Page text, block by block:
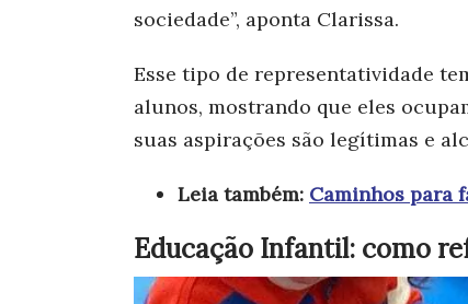
sociedade”, aponta Clarissa.
Esse tipo de representatividade
alunos, mostrando que eles
suas aspirações são legítimas e
Leia também: Caminhos para
Educação Infantil: como